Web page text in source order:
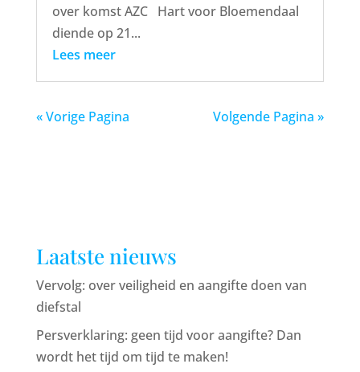
over komst AZC Hart voor Bloemendaal
diende op 21...
Lees meer
« Vorige Pagina Volgende Pagina »
Laatste nieuws
Vervolg: over veiligheid en aangifte doen van
diefstal
Persverklaring: geen tijd voor aangifte? Dan
wordt het tijd om tijd te maken!